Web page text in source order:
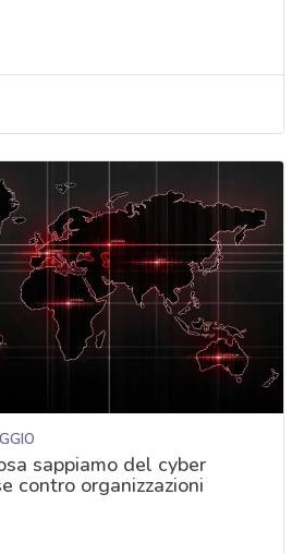
sappiamo del cyber
contro organizzazioni